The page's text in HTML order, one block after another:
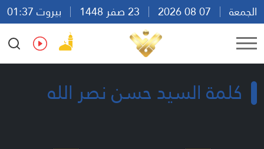
الجمعة
بيروت 01:37
Ar
En Fr Es
كلمة السيد حسن نصر الله